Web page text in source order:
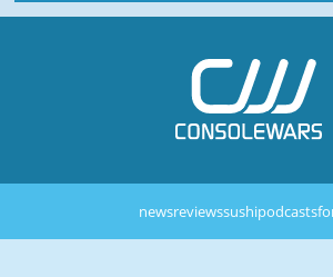
newsreviewssushipodcasts